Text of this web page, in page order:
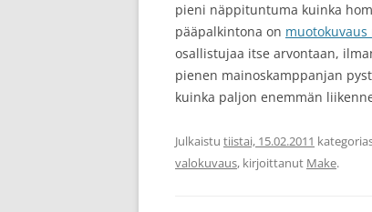
pieni näppituntuma kuinka
pääpalkintona on
osallistujaa itse arvontaan,
pienen mainoskamppanjan
kuinka paljon enemmän
Julkaistu tiistai, 15.02.2011
valokuvaus, kirjoittanut Make.